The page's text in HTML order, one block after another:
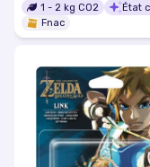
1 - 2 kg CO2
État
Fnac